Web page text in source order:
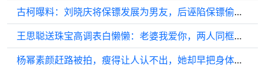
古柯曝料：刘晓庆将保镖发展为男友，后诬陷保镖偷珠宝
王思聪送珠宝高调表白懒懒：老婆我爱你，两人同框照曝光很恩爱
杨幂素颜赶路被拍，瘦得让人认不出，她却早把身体当工具用了